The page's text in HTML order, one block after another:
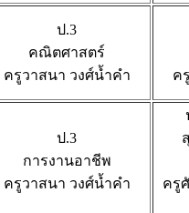
ป.3
คณิตศาสตร์
ครูวาสนา วงศ์น้ำคำ
ค
ป.3
การงานอาชีพ
ครูวาสนา วงศ์น้ำคำ
ครู